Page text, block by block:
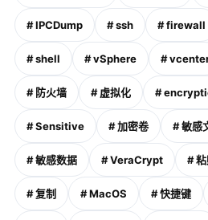
# IPCDump # ssh # firewall
# shell # vSphere #
# 防火墙 # 虚拟化 #
# Sensitive # 加密卷 # 敏感
# 敏感数据 # VeraCrypt #
# 复制 # MacOS # 快捷键